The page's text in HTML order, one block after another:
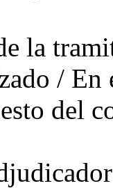
la
/ En
del